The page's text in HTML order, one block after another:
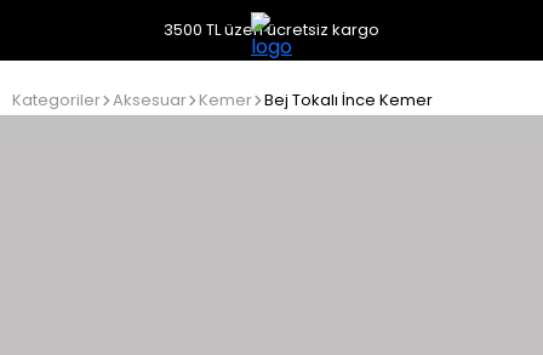
3500 TL üzeri ücretsiz kargo
Kategoriler Aksesuar Kemer Bej Tokalı İnce Kemer